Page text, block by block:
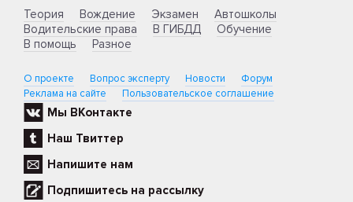
Теория
Вождение Экзамен
Автошколы
Водительские права
В ГИБДД
Обучение
В помощь
Разное
О проекте Вопрос эксперту Новости
Форум
Реклама на сайте
Пользовательское соглашение
Мы ВКонтакте
Наш Твиттер
Напишите нам
Подпишитесь на рассылку